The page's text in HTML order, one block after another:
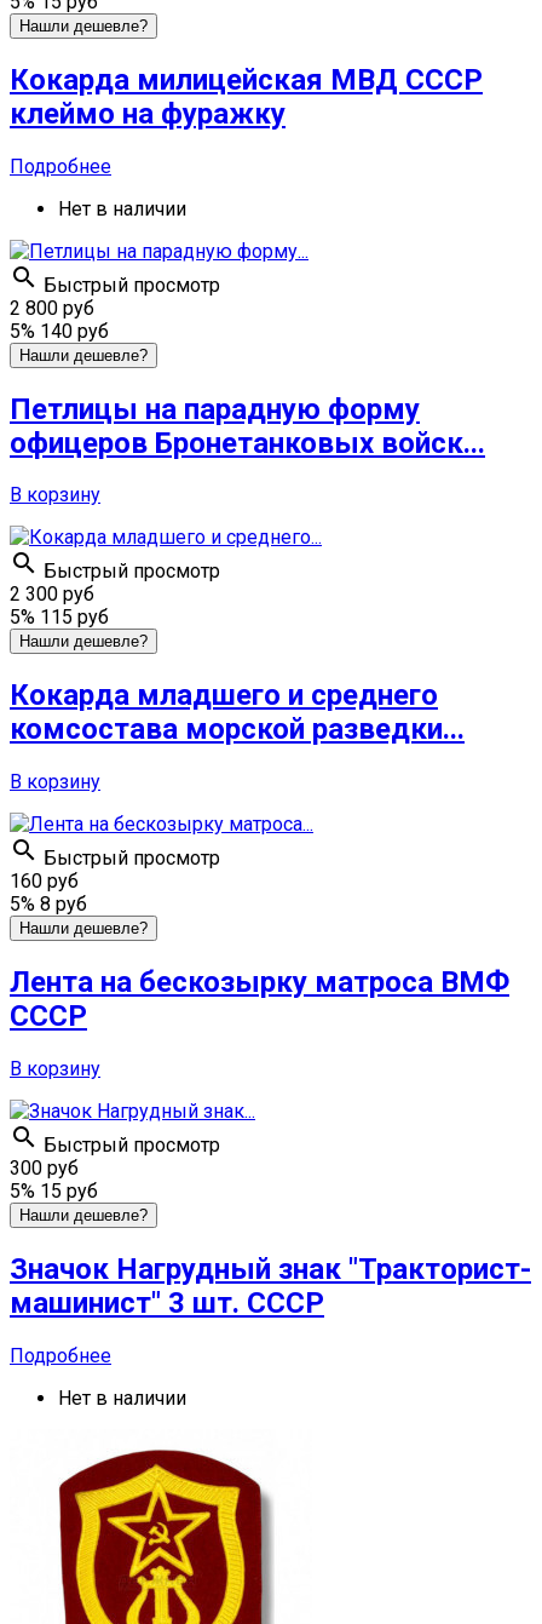
Нашли дешевле?
Кокарда милицейская МВД СССР
клеймо на фуражку
Подробнее
Нет в наличии
 Быстрый просмотр
2 800 руб
5% 140 руб
Нашли дешевле?
Петлицы на парадную форму
офицеров Бронетанковых войск...
В корзину
 Быстрый просмотр
2 300 руб
5% 115 руб
Нашли дешевле?
Кокарда младшего и среднего
комсостава морской разведки...
В корзину
 Быстрый просмотр
160 руб
5% 8 руб
Нашли дешевле?
Лента на бескозырку матроса ВМФ
СССР
В корзину
 Быстрый просмотр
300 руб
5% 15 руб
Нашли дешевле?
Значок Нагрудный знак "Тракторист-
машинист" 3 шт. СССР
Подробнее
Нет в наличии